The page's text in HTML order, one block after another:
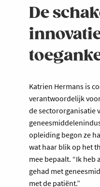
De
Katrien Hermans is
verantwoordelijk
de sectororganisatie
opleiding begon ze
wat haar blik op het
mee bepaalt. “Ik
gehad met
met de patiënt.”